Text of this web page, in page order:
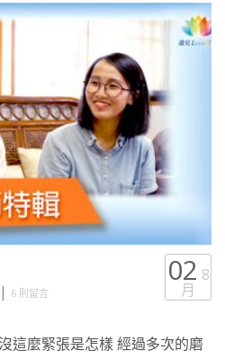
| 6 則留言
02 8
月
這麼緊張是怎樣 經過多次的磨